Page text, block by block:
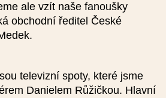
ale vzít naše fanoušky
obchodní ředitel České
televizní spoty, které jsme
Danielem Růžičkou. Hlavní